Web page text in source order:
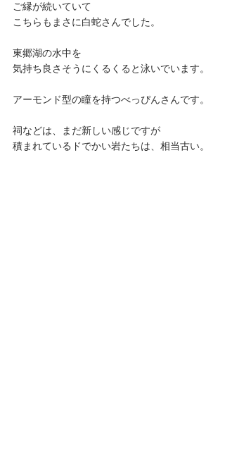
ご縁が続いていて
こちらもまさに白蛇さんでした。
東郷湖の水中を
気持ち良さそうにくるくると泳いでいます。
アーモンド型の瞳を持つべっぴんさんです。
祠などは、まだ新しい感じですが
積まれているドでかい岩たちは、相当古い。